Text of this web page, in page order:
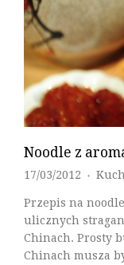
Noodle z
17/03/2012 ♦
Przepis na
ulicznych
Chinach. Prosty
Chinach musza